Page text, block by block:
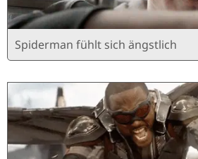
Spiderman fühlt sich ängstlich